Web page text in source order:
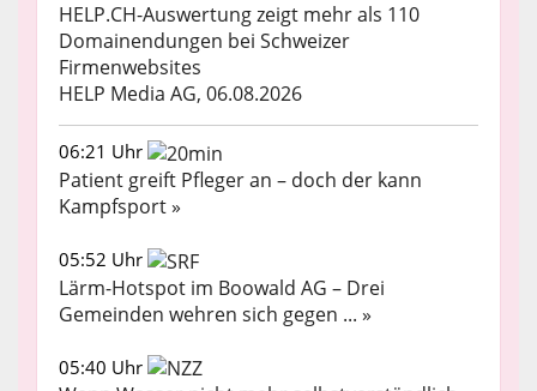
HELP.CH-Auswertung zeigt mehr als 110
Domainendungen bei Schweizer
Firmenwebsites
HELP Media AG, 06.08.2026
06:21 Uhr
Patient greift Pfleger an – doch der kann
Kampfsport »
05:52 Uhr
Lärm-Hotspot im Boowald AG – Drei
Gemeinden wehren sich gegen ... »
05:40 Uhr